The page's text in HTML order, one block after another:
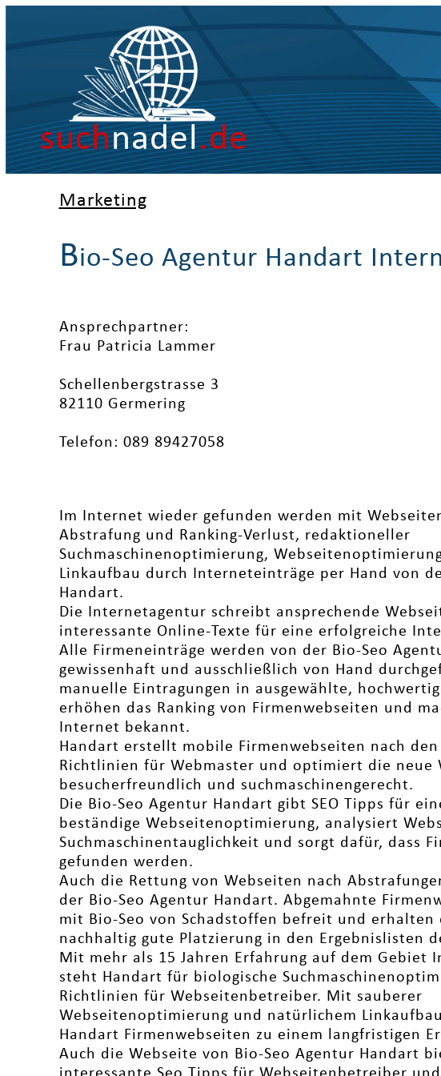
suchnadel.de
Marketing
Bio-Seo Agentur Handart
Ansprechpartner:
Frau Patricia Lammer
Schellenbergstrasse 3
82110 Germering
Telefon: 089 89427058
Im Internet wieder gefunden werden mit
Abstrafung und Ranking-Verlust, redaktioneller
Suchmaschinenoptimierung,
Linkaufbau durch Interneteinträge per Hand von
Handart.
Die Internetagentur schreibt ansprechende
interessante Online-Texte für eine erfolgreiche
Alle Firmeneinträge werden von der Bio-Seo
gewissenhaft und ausschließlich von Hand
manuelle Eintragungen in ausgewählte,
erhöhen das Ranking von Firmenwebseiten und
Internet bekannt.
Handart erstellt mobile Firmenwebseiten nach
Richtlinien für Webmaster und optimiert die neue
besucherfreundlich und suchmaschinengerecht.
Die Bio-Seo Agentur Handart gibt SEO Tipps für
beständige Webseitenoptimierung, analysiert
Suchmaschinentauglichkeit und sorgt dafür, dass
gefunden werden.
Auch die Rettung von Webseiten nach
der Bio-Seo Agentur Handart. Abgemahnte
mit Bio-Seo von Schadstoffen befreit und erhalten
nachhaltig gute Platzierung in den Ergebnislisten
Mit mehr als 15 Jahren Erfahrung auf dem Gebiet
steht Handart für biologische
Richtlinien für Webseitenbetreiber. Mit sauberer
Webseitenoptimierung und natürlichem
Handart Firmenwebseiten zu einem langfristigen
Auch die Webseite von Bio-Seo Agentur Handart